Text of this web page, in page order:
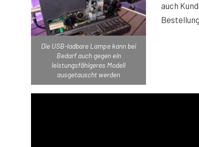
Die USB-ladbare Lampe kann bei
Bedarf auch gegen ein
leistungsfähigeres Modell
ausgetauscht werden
auch